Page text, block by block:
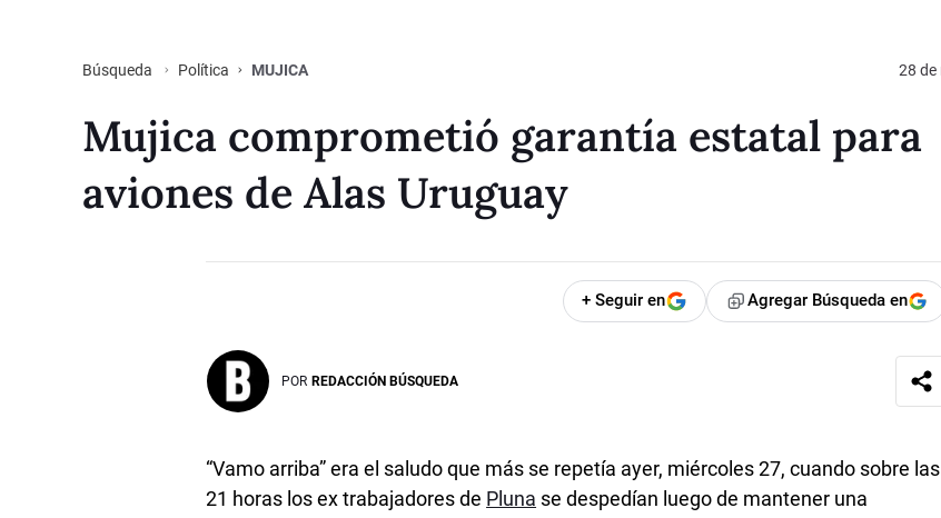
Búsqueda Política MUJICA 28 de
Mujica comprometió garantía estatal para
aviones de Alas Uruguay
+ Seguir en Agregar Búsqueda en
POR REDACCIÓN BÚSQUEDA
“Vamo arriba” era el saludo que más se repetía ayer, miércoles 27, cuando sobre las
21 horas los ex trabajadores de Pluna se despedían luego de mantener una